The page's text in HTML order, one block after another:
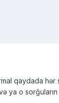
qaydada
ya o